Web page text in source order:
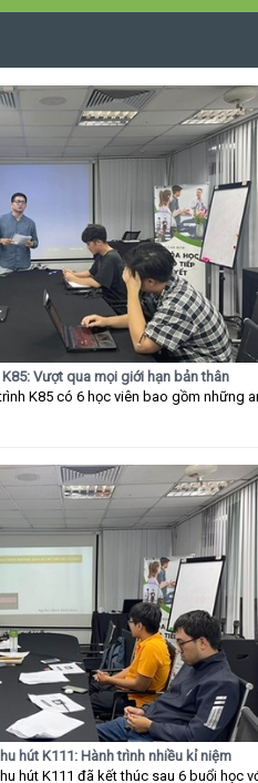
Vượt qua mọi giới hạn bản thân
K85 có 6 học viên bao gồm những
hút K111: Hành trình nhiều kỉ niệm
hút K111 đã kết thúc sau 6 buổi học